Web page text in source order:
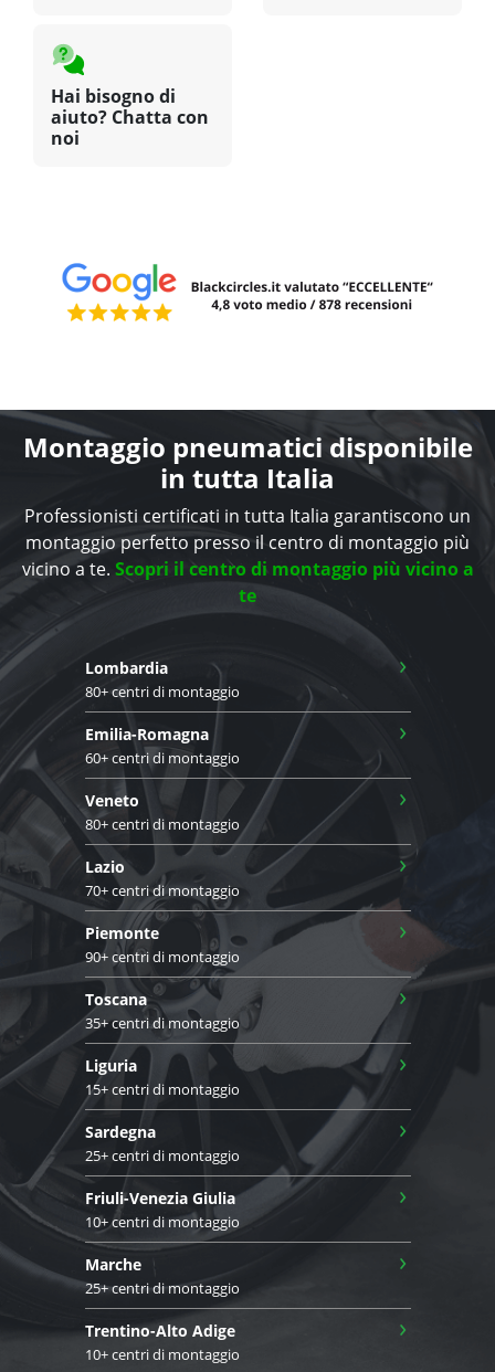
Hai bisogno di
aiuto? Chatta con
noi
Montaggio pneumatici disponibile
in tutta Italia
Professionisti certificati in tutta Italia garantiscono un
montaggio perfetto presso il centro di montaggio più
vicino a te. Scopri il centro di montaggio più vicino a
te
Lombardia
80+ centri di montaggio
›
Emilia-Romagna
60+ centri di montaggio
›
Veneto
80+ centri di montaggio
›
Lazio
70+ centri di montaggio
›
Piemonte
90+ centri di montaggio
›
Toscana
35+ centri di montaggio
›
Liguria
15+ centri di montaggio
›
Sardegna
25+ centri di montaggio
›
Friuli-Venezia Giulia
10+ centri di montaggio
›
Marche
25+ centri di montaggio
›
Trentino-Alto Adige
10+ centri di montaggio
›